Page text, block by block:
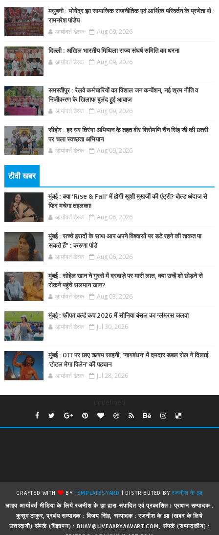
मधुबनी : भोगेंद्र झा सामाजिक राजनीतिक एवं आर्थिक परिवर्तन के प्रणेता थे :
रामनरेश पांडेय
आर्यावर्त डेस्क Aug 09, 2026
दिल्ली : अखिल भारतीय मिथिला राज्य संघर्ष समिति का धरना
आर्यावर्त डेस्क Aug 09, 2026
समस्तीपुर : रेलवे कर्मचारियों का विशाल जन कन्वेंशन, नई श्रम नीति व
निजीकरण के खिलाफ बुलंद हुई आवाज
आर्यावर्त डेस्क Aug 09, 2026
सीहोर : हर घर तिरंगा अभियान के तहत वीर शिरोमणि चैन सिंह जी की छतरी
पर चला स्वच्छता अभियान
आर्यावर्त डेस्क Aug 09, 2026
टीवी खबर
मुंबई : क्या ‘Rise & Fall’ में होगी खुशी मुखर्जी की एंट्री? बोल्ड अंदाज से
फिर मचेगा तहलका!
आर्यावर्त डेस्क Aug 06, 2026
मुंबई : सच्चे इरादों के साथ आप अपने विश्वासों पर डटे रहने की ताकत पा
सकते हैं” : करुणा पांडे
आर्यावर्त डेस्क Aug 06, 2026
मुंबई : सोहेल खान ने गुस्से में दरवाज़े पर मारी लात, क्या उन्हें शो छोड़ने से
रोकने पहुंचे सलमान खान?
आर्यावर्त डेस्क Aug 03, 2026
मुंबई : फीफा वर्ल्ड कप 2026 में सोनिया बंसल का ग्लैमरस जलवा
आर्यावर्त डेस्क Jul 30, 2026
मुंबई : OTT पर छाए ऋषभ साहनी, 'नागबंधन' में दमदार डबल रोल ने दिलाई
'टोटल मेगा विलेन' की पहचान
आर्यावर्त डेस्क Jul 28, 2026
CRAFTED WITH BYTEMPLATESYARD | DISTRIBUTED BYरजनीश के झा
लाइव आर्यावर्त मीडिया के लिये रजनीश के झा द्वारा संपादित एवं प्रकाशित ! प्रधान सम्पादक :
कुसुम ठाकुर, प्रबंध सम्पादक : विजय सिंह, सम्पादक : रजनीश के झा (खबर के लिये
उत्तरदायी) संपर्क (विज्ञापन) : BIJAY@LIVEAARYAAVART.COM, संपर्क (सम्पादकीय) :